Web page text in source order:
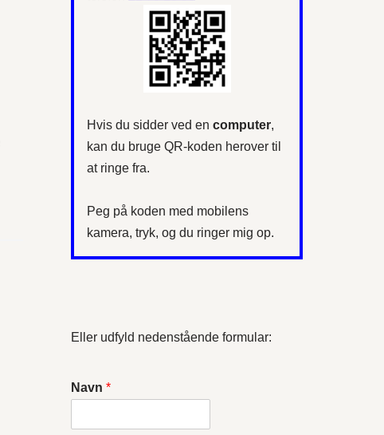
Hvis du sidder ved en computer,
kan du bruge QR-koden herover til
at ringe fra.
Peg på koden med mobilens
kamera, tryk, og du ringer mig op.
Eller udfyld nedenstående formular:
Navn *